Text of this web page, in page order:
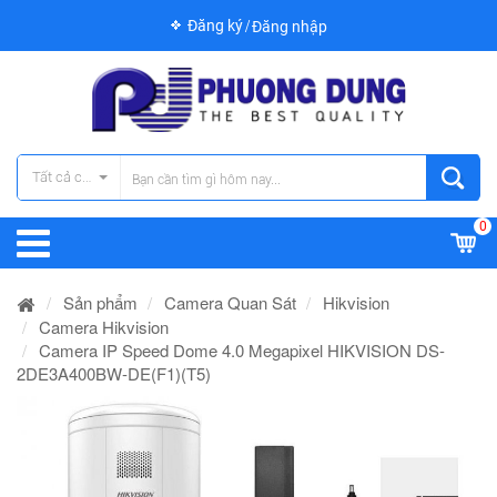
Đăng ký Đăng nhập
Tất cả các danh mục
0
Sản phẩm Camera Quan Sát
Hikvision
Camera Hikvision
Camera IP Speed Dome 4.0 Megapixel HIKVISION DS-
2DE3A400BW-DE(F1)(T5)